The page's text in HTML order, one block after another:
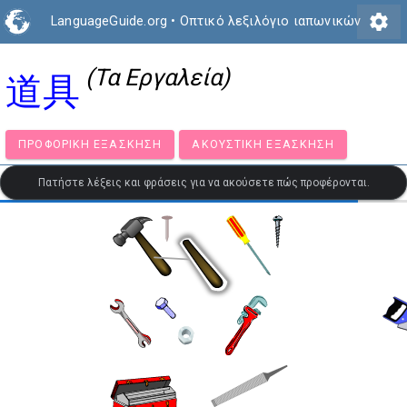
LanguageGuide.org • Οπτικό λεξιλόγιο ιαπωνικών settings
道具 (Τα Εργαλεία)
ΠΡΟΦΟΡΙΚΉ ΕΞΆΣΚΗΣΗ ΑΚΟΥΣΤΙΚΉ ΕΞΆΣΚΗΣΗ
Πατήστε λέξεις και φράσεις για να ακούσετε πώς προφέρονται.